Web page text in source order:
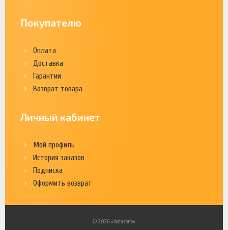
Покупателю
Оплата
Доставка
Гарантии
Возврат товара
Личный кабинет
Мой профиль
История заказов
Подписка
Оформить возврат
© 2026 «Vodazone»